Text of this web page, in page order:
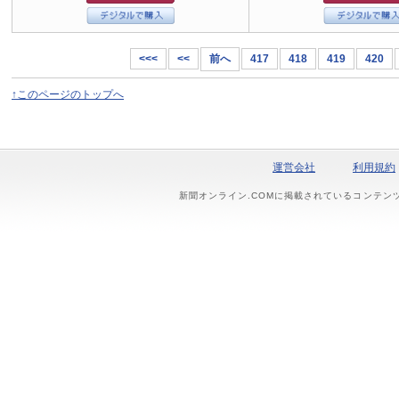
<<< << 前へ 417 418 419 420
↑このページのトップへ
運営会社 利用規約
新聞オンライン.COMに掲載されているコンテン